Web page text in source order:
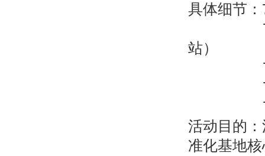
具体细节
7月19
站）
7月20
7月20
7月20
活动目的
准化基地